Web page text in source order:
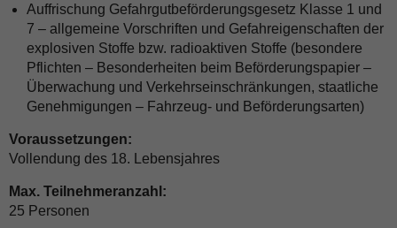
Auffrischung Gefahrgutbeförderungsgesetz Klasse 1 und
7 – allgemeine Vorschriften und Gefahreigenschaften der
explosiven Stoffe bzw. radioaktiven Stoffe (besondere
Pflichten – Besonderheiten beim Beförderungspapier –
Überwachung und Verkehrseinschränkungen, staatliche
Genehmigungen – Fahrzeug- und Beförderungsarten)
Voraussetzungen:
Vollendung des 18. Lebensjahres
Max. Teilnehmeranzahl:
25 Personen